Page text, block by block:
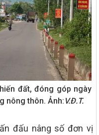
đất, đóng góp ngày
nông thôn. Ảnh: V.Đ.T.
đấu nâng số đơn vị